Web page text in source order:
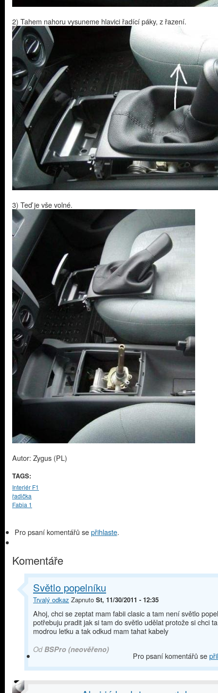
2) Tahem nahoru vysuneme hlavici řadící páky, z řazení.
3) Teď je vše volné.
Autor: Zygus (PL)
TAGS:
Interiér F1
řadička
Fabia 1
Pro psaní komentářů sepřihlaste.
Komentáře
Světlo popelníku
Trvalý odkaz Zapnuto St, 11/30/2011 - 12:35
Ahoj, chci se zeptat mam fabii clasic a tam není světlo
potřebuju pradit jak si tam do světlo udělat protože si chci
modrou letku a tak odkud mam tahat kabely
OdBSPro (neověřeno)
Pro psaní komentářů se